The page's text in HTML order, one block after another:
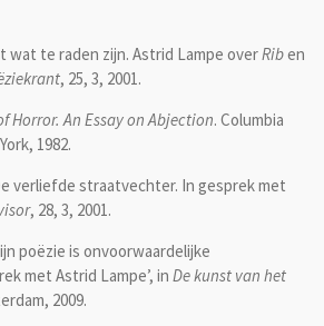
wat te raden zijn. Astrid Lampe overRiben
, 25, 3, 2001.
Horror. An Essay on Abjection. Columbia
1982.
verliefde straatvechter. In gesprek met
, 28, 3, 2001.
poëzie is onvoorwaardelijke
met Astrid Lampe’, in De kunst van het
2009.